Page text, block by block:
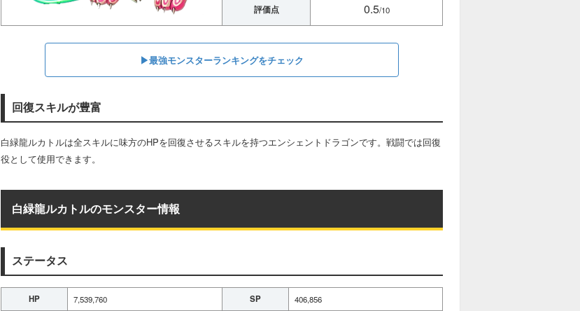
評価点 0.5/10
▶︎最強モンスターランキングをチェック
回復スキルが豊富
白緑龍ルカトルは全スキルに味方のHPを回復させるスキルを持つエンシェントドラゴンです。戦闘では回復
役として使用できます。
白緑龍ルカトルのモンスター情報
ステータス
HP 7,539,760 SP 406,856